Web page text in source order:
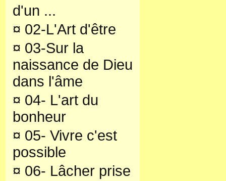
d'un ...
¤ 02-L'Art d'être
¤ 03-Sur la
naissance de Dieu
dans l'âme
¤ 04- L'art du
bonheur
¤ 05- Vivre c'est
possible
¤ 06- Lâcher prise